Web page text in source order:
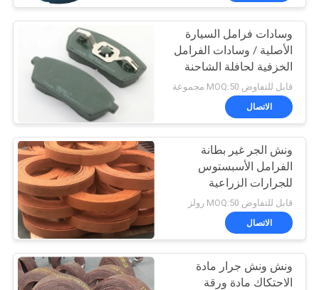
جولة
المعمل
مراقبة
الجودة
اتصل
اطلب
اقتباس
بطانة لفة الفرامل
23
لفة بطانة الفرامل
المنسوجة
25
وسادات فرامل السيارة
الأصلية / وسادات الفرامل
الخزفية لحافلة الشاحنة
قابل للتفاوض MOQ:50 مجموعة
الاتصال
ونش الجر غير بطانة
الفرامل الأسبستوس
للجرارات الزراعية
قابل للتفاوض MOQ:50 رولز
الاتصال
ونش ونش جرار مادة
الاحتكاك مادة ورقة